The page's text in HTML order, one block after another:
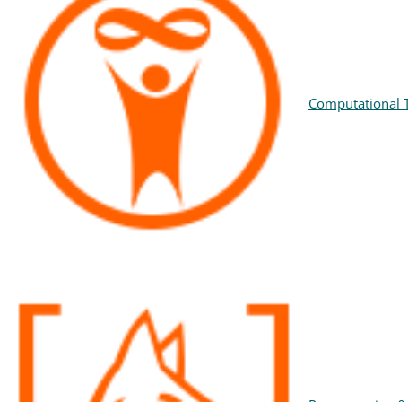
Computational